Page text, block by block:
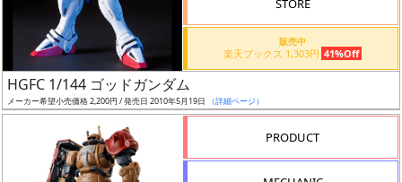
割
引
販売中
楽天ブックス 1,303円 41%Off
HGFC 1/144 ゴッドガンダム
メーカー希望小売価格 2,200円 / 発売日 2010年5月19日 （詳細ページ）
PRODUCT